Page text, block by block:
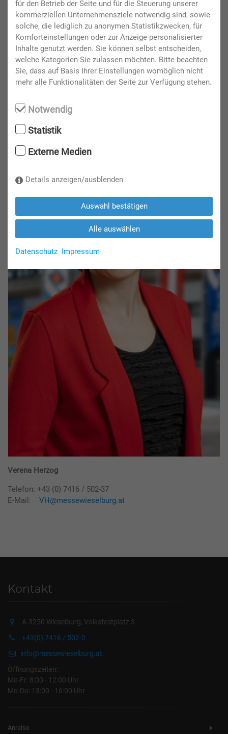
Sabrina Baumgartner
Telefon: +43 (0) 7416 / 502-23
E-Mail:SB@messewieselburg.at
Verena Herzog
Telefon: +43 (0) 7416 / 502-37
E-Mail: VH@messewieselburg.at
Kontakt
A-3250 Wieselburg, Volksfestplatz 3
+43(0) 7416 / 502-0
info@messewieselburg.at
Öffnungszeiten:
Mo-Fr: 8:00 - 12:00 Uhr
Mo-Do: 13:00 - 16:00 Uhr
Anreise
für den Betrieb der Seite und für die Steuerung unserer
kommerziellen Unternehmensziele notwendig sind, sowie
solche, die lediglich zu anonymen Statistikzwecken, für
Komforteinstellungen oder zur Anzeige personalisierter
Inhalte genutzt werden. Sie können selbst entscheiden,
welche Kategorien Sie zulassen möchten. Bitte beachten
Sie, dass auf Basis Ihrer Einstellungen womöglich nicht
mehr alle Funktionalitäten der Seite zur Verfügung stehen.
Notwendig
Statistik
Externe Medien
Details anzeigen/ausblenden
Auswahl bestätigen
Alle auswählen
Datenschutz Impressum